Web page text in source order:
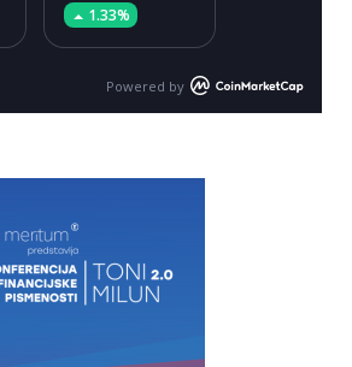
1.33%
Powered by